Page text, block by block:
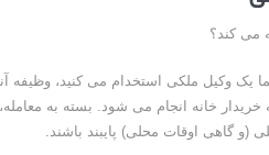
می کند؟
یک وکیل ملکی استخدام می کنید، وظیفه
خریدار خانه انجام می شود. بسته به
(و گاهی اوقات محلی) پایبند باشند.